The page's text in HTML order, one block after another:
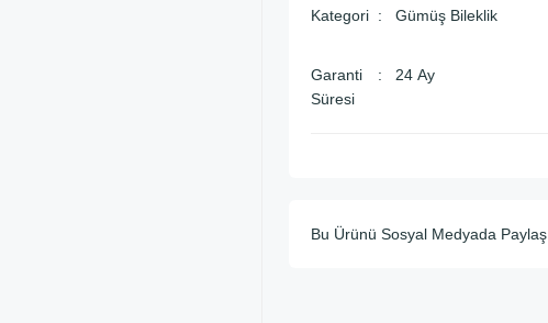
Kategori Gümüş Bileklik
Garanti
Süresi
24 Ay
Bu Ürünü Sosyal Medyada Paylaş